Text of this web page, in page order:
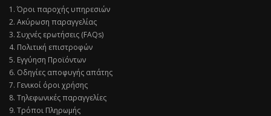
1. Όροι παροχής υπηρεσιών
2. Ακύρωση παραγγελίας
3. Συχνές ερωτήσεις (FAQs)
4. Πολιτική επιστροφών
5. Εγγύηση Προϊόντων
6. Οδηγίες αποφυγής απάτης
7. Γενικοί όροι χρήσης
8. Τηλεφωνικές παραγγελίες
9. Τρόποι Πληρωμής